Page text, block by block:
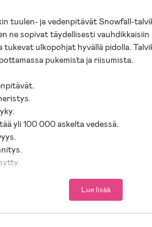
tuulen- ja vedenpitävät Snowfall-
ne sopivat täydellisesti vauhdikkaisiin
tukevat ulkopohjat hyvällä pidolla.
pukemista ja riisumista.
yli 100 000 askelta vedessä.
sijan Testfaktan Talvisaappaiden Best-
Polyuretaani.
Lue lisää